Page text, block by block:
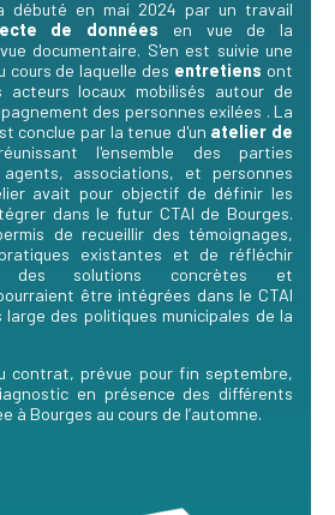
débuté en mai 2024 par un travail
de données en vue de la
documentaire. S'en est suivie une
cours de laquelle des entretiens ont
locaux mobilisés autour de
des personnes exilées . La
conclue par la tenue d'un atelier de
l'ensemble des parties
associations, et personnes
avait pour objectif de définir les
dans le futur CTAI de Bourges.
de recueillir des témoignages,
existantes et de réfléchir
des solutions concrètes et
être intégrées dans le CTAI
large des politiques municipales de la
contrat, prévue pour fin septembre,
en présence des différents
à Bourges au cours de l’automne.